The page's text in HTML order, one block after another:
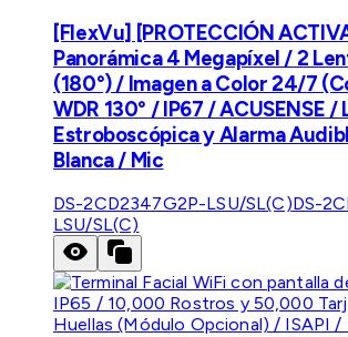
[FlexVu] [PROTECCIÓN
Panorámica 4 Megapíxel / 2
(180°) / Imagen a Color 24/7
WDR 130° / IP67 / ACUSENSE /
Estroboscópica y Alarma
Blanca / Mic
DS-2CD2347G2P-LSU/SL(C)DS-
LSU/SL(C)